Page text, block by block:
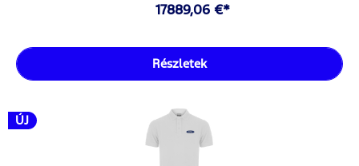
17889,06 €*
Részletek
ÚJ